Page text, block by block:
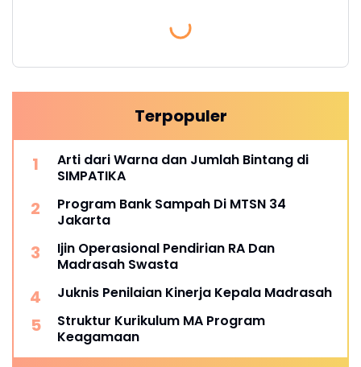
Terpopuler
Arti dari Warna dan Jumlah Bintang di
SIMPATIKA
Program Bank Sampah Di MTSN 34
Jakarta
Ijin Operasional Pendirian RA Dan
Madrasah Swasta
Juknis Penilaian Kinerja Kepala Madrasah
Struktur Kurikulum MA Program
Keagamaan